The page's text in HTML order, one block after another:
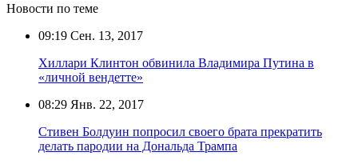
Новости по теме
09:19 Сен. 13, 2017
Хиллари Клинтон обвинила Владимира Путина в
«личной вендетте»
08:29 Янв. 22, 2017
Стивен Болдуин попросил своего брата прекратить
делать пародии на Дональда Трампа